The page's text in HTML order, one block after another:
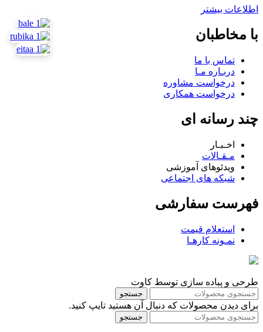
اطلاعات بیشتر
با مخاطبان
تماس با ما
دربـاره مـا
درخواست مشاوره
درخواست همکاری
چند رسانه ای
اخـبـار
مـقـالات
ویدئوهای آموزشی
شبکه های اجتماعی
فهرست سفارشی
استعلام قیمت
نمـونه کارهـا
طرحی و پیاده سازی توسط کاوت
جستجو
برای دیدن محصولات که دنبال آن هستید تایپ کنید.
جستجو